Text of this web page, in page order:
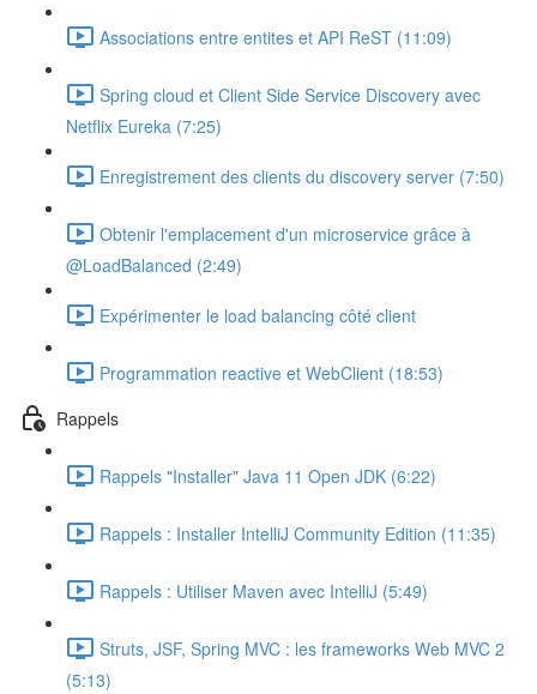
Associations entre entites et API ReST (11:09)
Spring cloud et Client Side Service Discovery avec
Netflix Eureka (7:25)
Enregistrement des clients du discovery server (7:50)
Obtenir l'emplacement d'un microservice grâce à
@LoadBalanced (2:49)
Expérimenter le load balancing côté client
Programmation reactive et WebClient (18:53)
Rappels
Rappels "Installer" Java 11 Open JDK (6:22)
Rappels : Installer IntelliJ Community Edition (11:35)
Rappels : Utiliser Maven avec IntelliJ (5:49)
Struts, JSF, Spring MVC : les frameworks Web MVC 2
(5:13)